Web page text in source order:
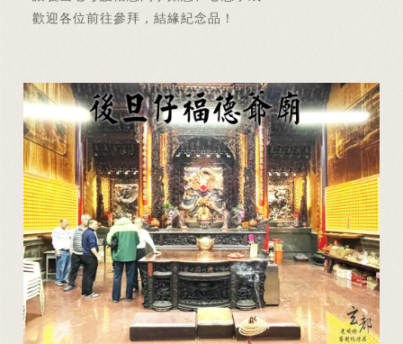
歡迎各位前往參拜，結緣紀念品！